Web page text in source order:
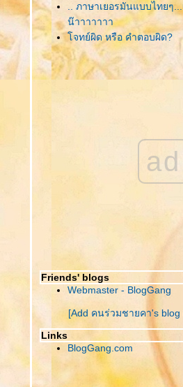
.. ภาษาเยอรมันแบบไทยๆ
น๊าาาาาาา
จทย์ผิด หรือ คำตอบผิด?
ที่สุดแห่งชีวิตของคนเรา... ก็
มะเร็ง..ไม่ได้อยู่ไกลตัวคนเ
คุณ..และคุณก็อยู่กับมัน...
กฏแห่งกรรม...ใครทำกรรม
ad
Friends' blogs
Webmaster - BlogGang
[Add คนร่วมชายคา's blog
Links
BlogGang.com